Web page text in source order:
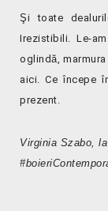
Şi toate
Irezistibili. Le-
oglindă,
aici. Ce începe
prezent.
Virginia Szabo,